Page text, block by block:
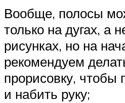
Вообще, полосы
только на дугах, а
рисунках, но на
рекомендуем
прорисовку, чтобы
и набить руку;